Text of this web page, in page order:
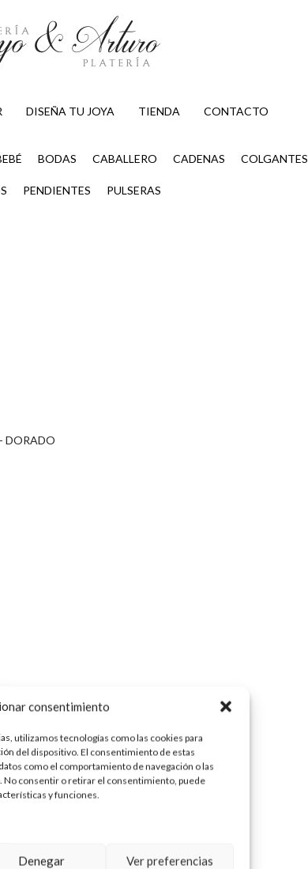
consentimiento
utilizamos tecnologías como las cookies para
del dispositivo. El consentimiento de estas
como el comportamiento de navegación o las
No consentir o retirar el consentimiento, puede
y funciones.
Denegar Ver preferencias
DISEÑA TU JOYA TIENDA CONTACTO
BODAS CABALLERO CADENAS COLGANTES
PENDIENTES PULSERAS
DORADO
PLATA